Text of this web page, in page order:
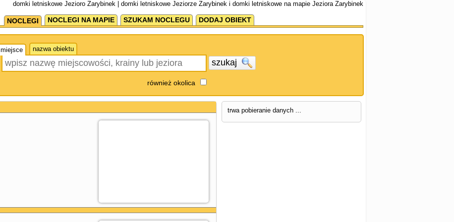
domki letniskowe Jezioro Zarybinek | domki letniskowe Jeziorze Zarybinek i domki letniskowe na mapie Jeziora Zarybinek
NOCLEGI NOCLEGI NA MAPIE SZUKAM NOCLEGU DODAJ OBIEKT
miejsce nazwa obiektu
szukaj
również okolica
trwa pobieranie danych ...